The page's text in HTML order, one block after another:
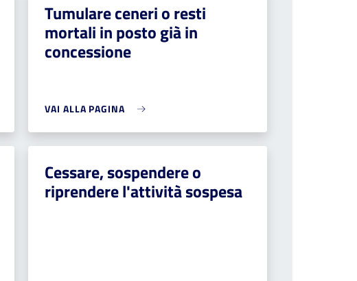
Tumulare ceneri o resti
mortali in posto già in
concessione
VAI ALLA PAGINA
Cessare, sospendere o
riprendere l'attività sospesa